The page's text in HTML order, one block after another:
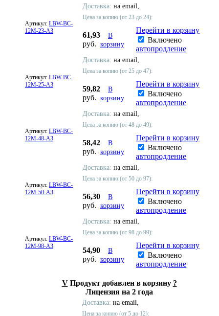
Артикул: LBW-BC-
12M-23-A3
Доставка: на email,
Цена за копию (от 23 до 24):
61,93
руб.
В
корзину
Перейти в корзину
Включено
автопродление
Артикул: LBW-BC-
12M-25-A3
Доставка: на email,
Цена за копию (от 25 до 47):
59,82
руб.
В
корзину
Перейти в корзину
Включено
автопродление
Артикул: LBW-BC-
12M-48-A3
Доставка: на email,
Цена за копию (от 48 до 49):
58,42
руб.
В
корзину
Перейти в корзину
Включено
автопродление
Артикул: LBW-BC-
12M-50-A3
Доставка: на email,
Цена за копию (от 50 до 97):
56,30
руб.
В
корзину
Перейти в корзину
Включено
автопродление
Артикул: LBW-BC-
12M-98-A3
Доставка: на email,
Цена за копию (от 98 до 99):
54,90
руб.
В
корзину
Перейти в корзину
Включено
автопродление
V Продукт добавлен в корзину ?
Лицензия на 2 года
Доставка: на email,
Цена за копию (от 5 до 12):